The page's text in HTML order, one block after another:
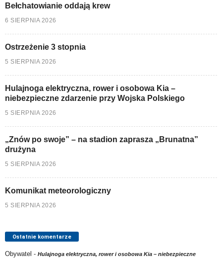
Bełchatowianie oddają krew
6 SIERPNIA 2026
Ostrzeżenie 3 stopnia
5 SIERPNIA 2026
Hulajnoga elektryczna, rower i osobowa Kia –
niebezpieczne zdarzenie przy Wojska Polskiego
5 SIERPNIA 2026
„Znów po swoje” – na stadion zaprasza „Brunatna”
drużyna
5 SIERPNIA 2026
Komunikat meteorologiczny
5 SIERPNIA 2026
Ostatnie komentarze
Obywatel - Hulajnoga elektryczna, rower i osobowa Kia – niebezpieczne